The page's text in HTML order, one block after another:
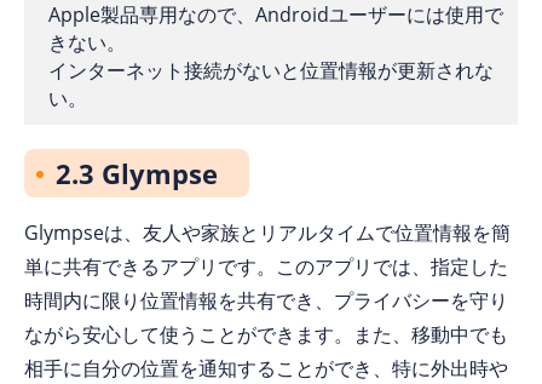
Apple製品専用なので、Androidユーザーには使用で
きない。
インターネット接続がないと位置情報が更新されな
い。
2.3 Glympse
Glympseは、友人や家族とリアルタイムで位置情報を簡
単に共有できるアプリです。このアプリでは、指定した
時間内に限り位置情報を共有でき、プライバシーを守り
ながら安心して使うことができます。また、移動中でも
相手に自分の位置を通知することができ、特に外出時や